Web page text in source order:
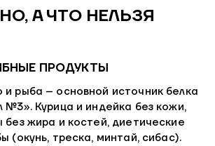
А ЧТО НЕЛЬЗЯ
ПРОДУКТЫ
рыба – основной источник белка
№3». Курица и индейка без кожи,
без жира и костей, диетические
(окунь, треска, минтай, сибас).